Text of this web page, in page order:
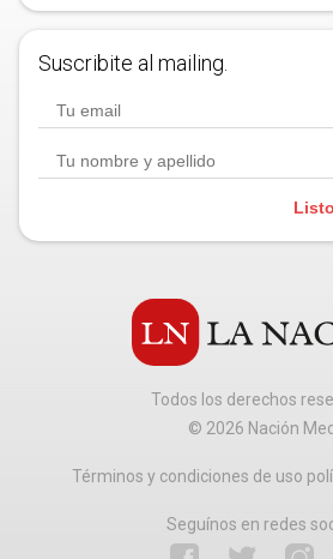
Suscribite al mailing.
Todos los derechos
© 2026 Nación
Términos y condiciones de uso
Seguínos en redes